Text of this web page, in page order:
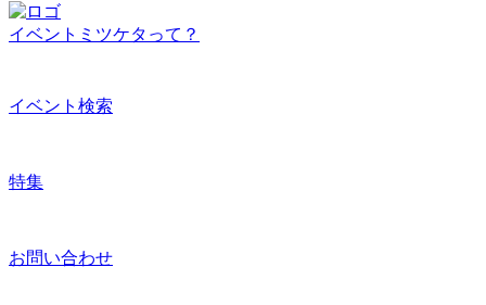
イベントミツケタって？
イベント検索
特集
お問い合わせ